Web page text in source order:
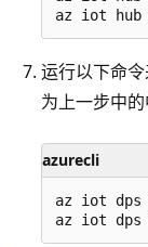
运行以下命
为上一步中的
azurecli
az iot dps